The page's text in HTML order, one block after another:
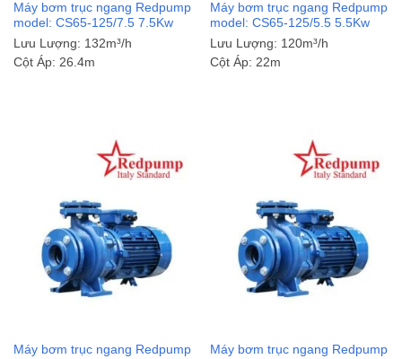
Máy bơm trục ngang Redpump
model: CS65-125/7.5 7.5Kw
Lưu Lượng: 132m³/h
Cột Áp: 26.4m
Máy bơm trục ngang Redpump
model: CS65-125/5.5 5.5Kw
Lưu Lượng: 120m³/h
Cột Áp: 22m
Máy bơm trục ngang Redpump
Máy bơm trục ngang Redpump